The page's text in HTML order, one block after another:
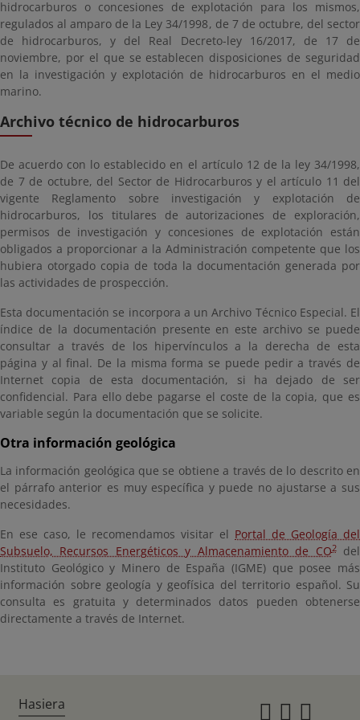
hidrocarburos o concesiones de explotación para los mismos,
regulados al amparo de la Ley 34/1998, de 7 de octubre, del sector
de hidrocarburos, y del Real Decreto-ley 16/2017, de 17 de
noviembre, por el que se establecen disposiciones de seguridad
en la investigación y explotación de hidrocarburos en el medio
marino.
Archivo técnico de hidrocarburos
De acuerdo con lo establecido en el artículo 12 de la ley 34/1998,
de 7 de octubre, del Sector de Hidrocarburos y el artículo 11 del
vigente Reglamento sobre investigación y explotación de
hidrocarburos, los titulares de autorizaciones de exploración,
permisos de investigación y concesiones de explotación están
obligados a proporcionar a la Administración competente que los
hubiera otorgado copia de toda la documentación generada por
las actividades de prospección.
Esta documentación se incorpora a un Archivo Técnico Especial. El
índice de la documentación presente en este archivo se puede
consultar a través de los hipervínculos a la derecha de esta
página y al final. De la misma forma se puede pedir a través de
Internet copia de esta documentación, si ha dejado de ser
confidencial. Para ello debe pagarse el coste de la copia, que es
variable según la documentación que se solicite.
Otra información geológica
La información geológica que se obtiene a través de lo descrito en
el párrafo anterior es muy específica y puede no ajustarse a sus
necesidades.
En ese caso, le recomendamos visitar el Portal de Geología del
Subsuelo, Recursos Energéticos y Almacenamiento de CO2del
Instituto Geológico y Minero de España (IGME) que posee más
información sobre geología y geofísica del territorio español. Su
consulta es gratuita y determinados datos pueden obtenerse
directamente a través de Internet.
Hasiera